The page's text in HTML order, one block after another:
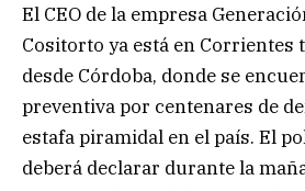
El CEO de la empresa
Cositorto ya está en Corrientes
desde Córdoba, donde se
preventiva por centenares de
estafa piramidal en el país. El
deberá declarar durante la